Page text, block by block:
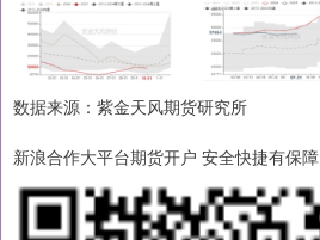
数据来源：紫金天风期货研究所
新浪合作大平台期货开户 安全快捷有保障